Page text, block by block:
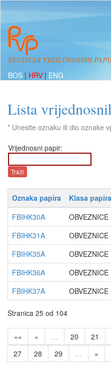
REGISTAR VRIJEDNOSNIH
BOS | HRV | ENG
Lista
* Unesite oznaku ili dio oznake
Vrijednosni papir:
Oznaka papira Klasa papira
FBIHK30A
OBVEZNICE
FBIHK31A
OBVEZNICE
FBIHK35A
OBVEZNICE
FBIHK36A
OBVEZNICE
FBIHK37A
OBVEZNICE
Stranica 25 od 104
«« « … 20 21
27
28 29 … »